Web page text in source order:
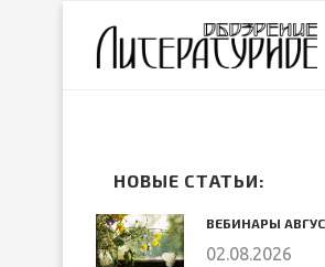
НОВЫЕ СТАТЬИ:
ВЕБИНАРЫ
02.08.2026